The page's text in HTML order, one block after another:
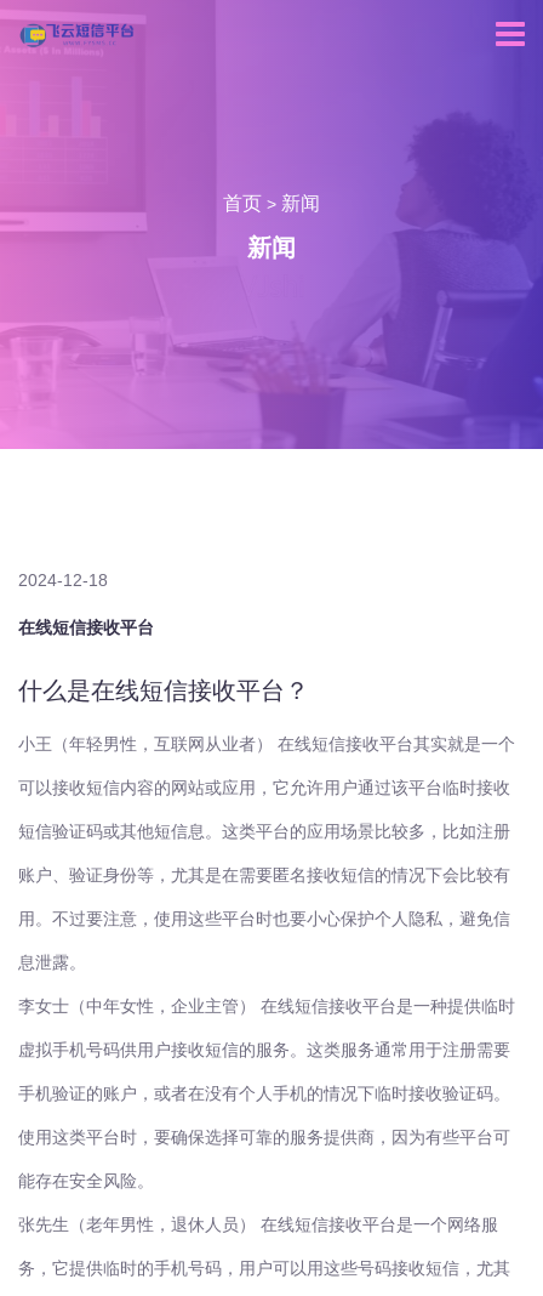
首页 > 新闻
新闻
2024-12-18
在线短信接收平台
什么是在线短信接收平台？
小王（年轻男性，互联网从业者） 在线短信接收平台其实就是一个
可以接收短信内容的网站或应用，它允许用户通过该平台临时接收
短信验证码或其他短信息。这类平台的应用场景比较多，比如注册
账户、验证身份等，尤其是在需要匿名接收短信的情况下会比较有
用。不过要注意，使用这些平台时也要小心保护个人隐私，避免信
息泄露。
李女士（中年女性，企业主管） 在线短信接收平台是一种提供临时
虚拟手机号码供用户接收短信的服务。这类服务通常用于注册需要
手机验证的账户，或者在没有个人手机的情况下临时接收验证码。
使用这类平台时，要确保选择可靠的服务提供商，因为有些平台可
能存在安全风险。
张先生（老年男性，退休人员） 在线短信接收平台是一个网络服
务，它提供临时的手机号码，用户可以用这些号码接收短信，尤其